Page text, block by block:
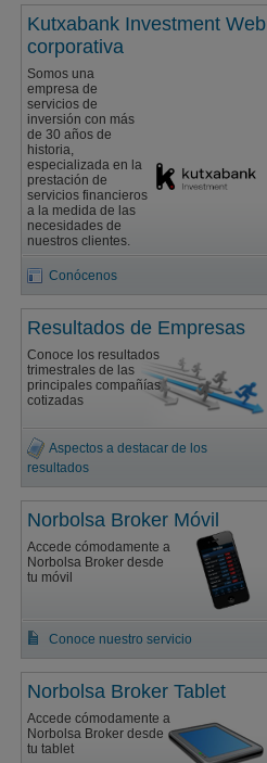
Kutxabank Investment Web
corporativa
Somos una
empresa de
servicios de
inversión con más
de 30 años de
historia,
especializada en la
prestación de
servicios financieros
a la medida de las
necesidades de
nuestros clientes.
Conócenos
Resultados de Empresas
Conoce los resultados
trimestrales de las
principales compañías
cotizadas
Aspectos a destacar de los
resultados
Norbolsa Broker Móvil
Accede cómodamente a
Norbolsa Broker desde
tu móvil
Conoce nuestro servicio
Norbolsa Broker Tablet
Accede cómodamente a
Norbolsa Broker desde
tu tablet